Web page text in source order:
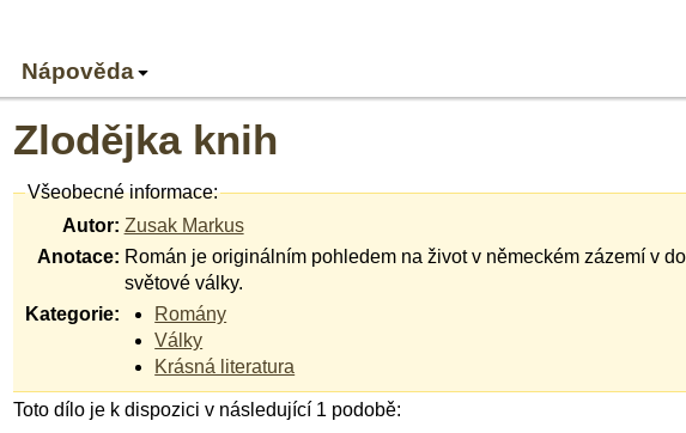
Nápověda
Zlodějka knih
Všeobecné informace:
Autor: Zusak Markus
Anotace: Román je originálním pohledem na život v německém zázemí v
světové války.
Kategorie:
Romány
Války
Krásná literatura
Toto dílo je k dispozici v následující 1 podobě: